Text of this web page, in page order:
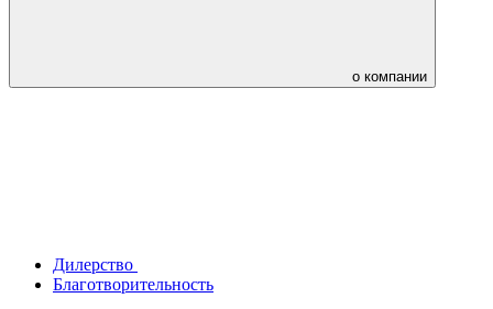
о компании
Дилерство
Благотворительность